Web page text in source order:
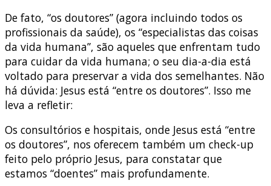
De fato, “os doutores” (agora incluindo todos os
profissionais da saúde), os “especialistas das coisas
da vida humana”, são aqueles que enfrentam tudo
para cuidar da vida humana; o seu dia-a-dia está
voltado para preservar a vida dos semelhantes. Não
há dúvida: Jesus está “entre os doutores”. Isso me
leva a refletir:
Os consultórios e hospitais, onde Jesus está “entre
os doutores”, nos oferecem também um check-up
feito pelo próprio Jesus, para constatar que
estamos “doentes” mais profundamente.